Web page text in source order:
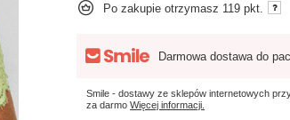
Po zakupie otrzymasz 119 pkt.
Darmowa dostawa do
Smile - dostawy ze sklepów internetowych
za darmoWięcej informacji.